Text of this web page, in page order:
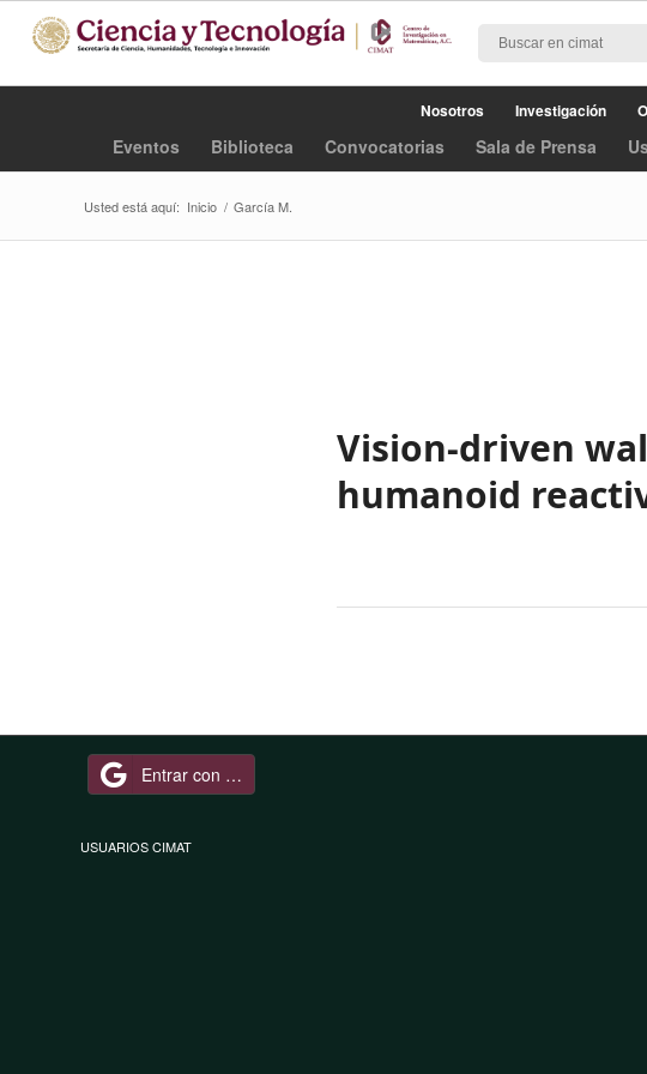
Nosotros Investigación
Eventos Biblioteca Convocatorias Sala de Prensa
Usted está aquí: Inicio / García M.
Vision-driven
humanoid
Entrar con Google
USUARIOS CIMAT